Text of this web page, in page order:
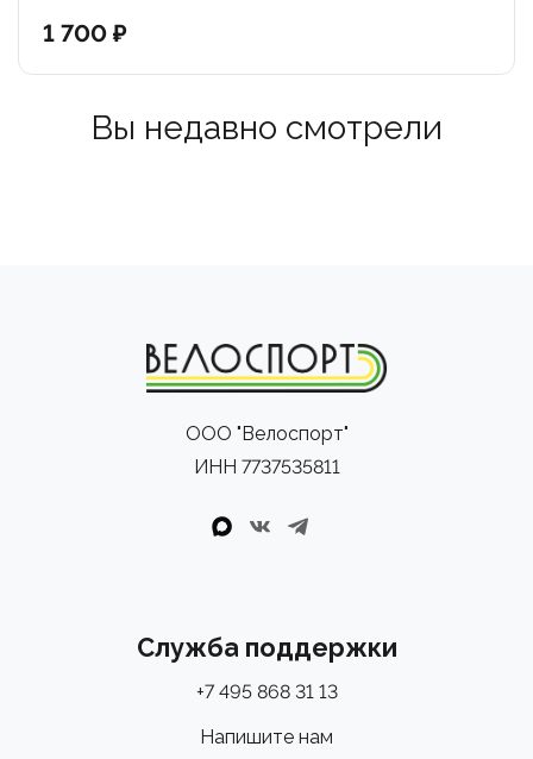
1 700 ₽
Вы недавно смотрели
ООО "Велоспорт"
ИНН 7737535811
Служба поддержки
+7 495 868 31 13
Напишите нам